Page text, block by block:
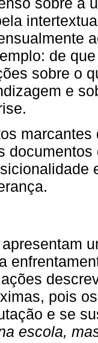
de
sobre o
e
pois
e se
escola,